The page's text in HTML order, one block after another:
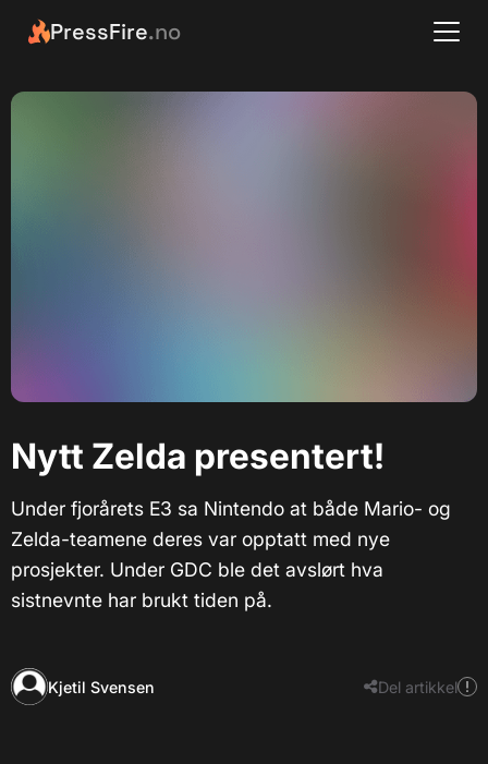
PressFire.no
Nytt Zelda presentert!
Under fjorårets E3 sa Nintendo at både Mario- og
Zelda-teamene deres var opptatt med nye
prosjekter. Under GDC ble det avslørt hva
sistnevnte har brukt tiden på.
Kjetil Svensen Del artikkel